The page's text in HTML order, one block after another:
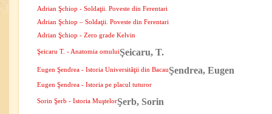
Adrian Şchiop - Soldaţii. Poveste din Ferentari
Adrian Şchiop – Soldaţii. Poveste din Ferentari
Adrian Şchiop - Zero grade Kelvin
Şeicaru, T.
Şeicaru T. - Anatomia omului
Şendrea, Eugen
Eugen Şendrea - Istoria Universităţii din Bacau
Eugen Şendrea - Istoria pe placul tuturor
Şerb, Sorin
Sorin Şerb - Istoria Muştelor